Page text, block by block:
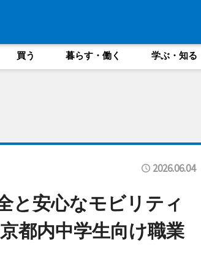
買う 暮らす・働く 学ぶ・知る
2026.06.04
と安心なモビリティ
都内中学生向け職業